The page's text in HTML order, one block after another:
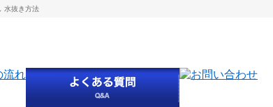
水抜き方法